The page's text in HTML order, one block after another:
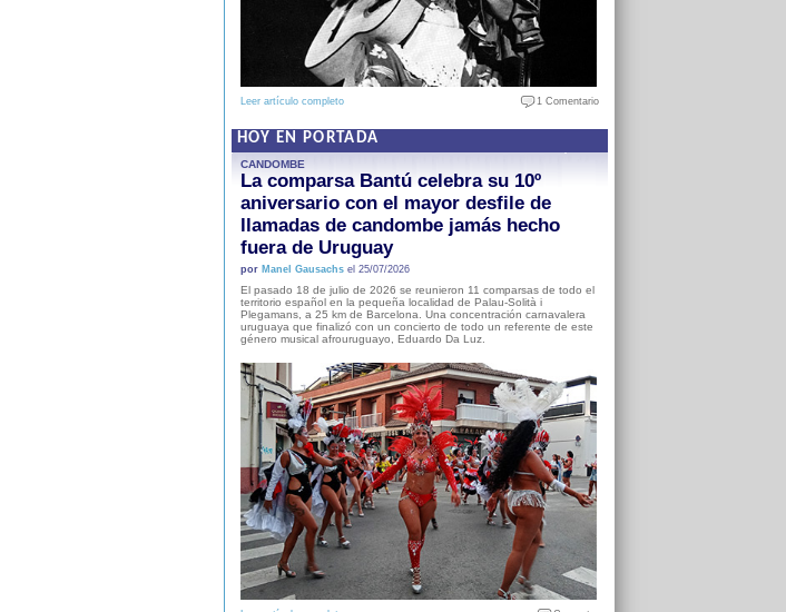
Leer artículo completo 1 Comentario
HOY EN PORTADA
CANDOMBE
La comparsa Bantú celebra su 10º
aniversario con el mayor desfile de
llamadas de candombe jamás hecho
fuera de Uruguay
por Manel Gausachsel 25/07/2026
El pasado 18 de julio de 2026 se reunieron 11 comparsas de todo el
territorio español en la pequeña localidad de Palau-Solità i
Plegamans, a 25 km de Barcelona. Una concentración carnavalera
uruguaya que finalizó con un concierto de todo un referente de este
género musical afrouruguayo, Eduardo Da Luz.